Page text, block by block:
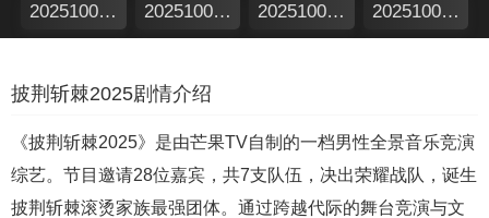
20251003上 20251003下 20251005加更版 20251008漂流计划
20251012加更版
20251019加更版 20251022番外微综 20251023番外微综 20251024
20251024舞台纯享 20251025纯享典藏版
披荆斩棘2025剧情介绍
《披荆斩棘2025》是由芒果TV自制的一档男性全景音乐竞演
综艺。节目邀请28位嘉宾，共7支队伍，决出荣耀战队，诞生
披荆斩棘滚烫家族最强团体。通过跨越代际的舞台竞演与文